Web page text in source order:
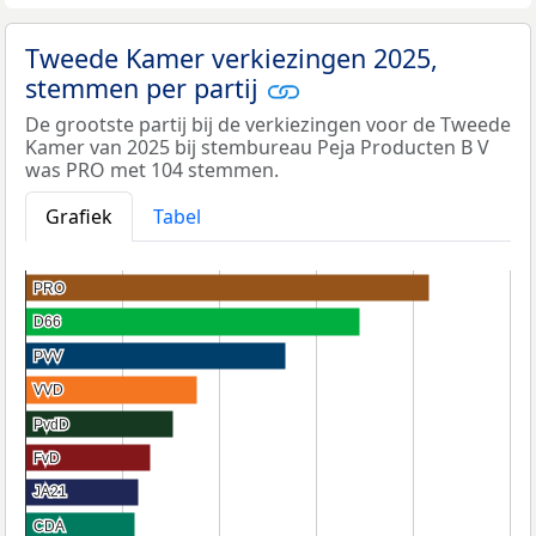
Tweede Kamer verkiezingen 2025,
stemmen per partij
De grootste partij bij de verkiezingen voor de Tweede
Kamer van 2025 bij stembureau Peja Producten B V
was PRO met 104 stemmen.
Grafiek
Tabel
PRO
PRO
D66
D66
PVV
PVV
VVD
VVD
PvdD
PvdD
FvD
FvD
JA21
JA21
CDA
CDA